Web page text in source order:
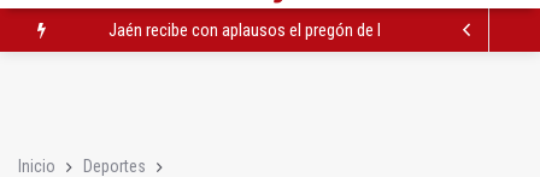
Jaén recibe con aplausos el pregón de la Virgen de la Capilla
Inicio
Deportes